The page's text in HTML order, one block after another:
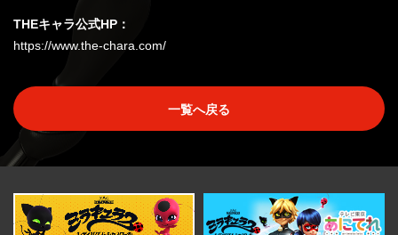
THEキャラ公式HP：
https://www.the-chara.com/
一覧へ戻る